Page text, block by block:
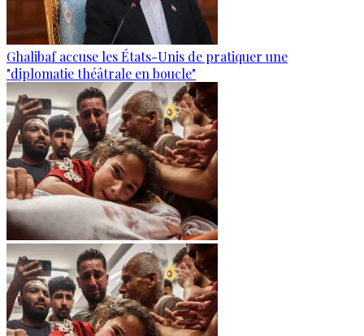
Ghalibaf accuse les États-Unis de pratiquer une
"diplomatie théâtrale en boucle"